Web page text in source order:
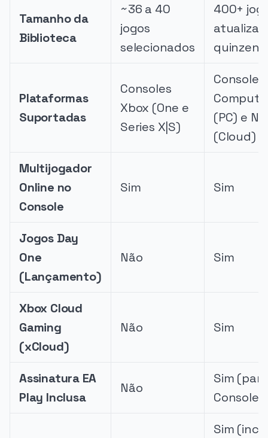
Tamanho da
Biblioteca
~36 a 40
jogos
selecionados
400+
Plataformas
Suportadas
Consoles
Xbox (One e
Series X|S)
(PC) e
(Cloud)
Multijogador
Online no
Console
Sim Sim
Jogos Day
One
(Lançamento)
Não Sim
Xbox Cloud
Gaming
(xCloud)
Não Sim
Assinatura EA
Play Inclusa
Não
Sim (para
Console
Sim